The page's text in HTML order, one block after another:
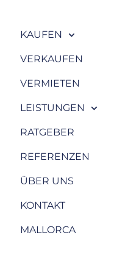
KAUFEN
VERKAUFEN
VERMIETEN
LEISTUNGEN
RATGEBER
REFERENZEN
ÜBER UNS
KONTAKT
MALLORCA